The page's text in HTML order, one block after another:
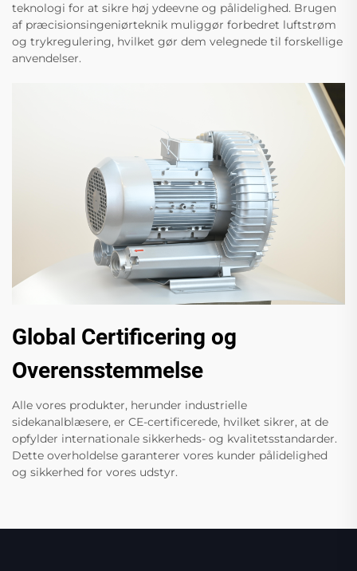
teknologi for at sikre høj ydeevne og pålidelighed. Brugen
af præcisionsingeniørteknik muliggør forbedret luftstrøm
og trykregulering, hvilket gør dem velegnede til forskellige
anvendelser.
Global Certificering og
Overensstemmelse
Alle vores produkter, herunder industrielle
sidekanalblæsere, er CE-certificerede, hvilket sikrer, at de
opfylder internationale sikkerheds- og kvalitetsstandarder.
Dette overholdelse garanterer vores kunder pålidelighed
og sikkerhed for vores udstyr.